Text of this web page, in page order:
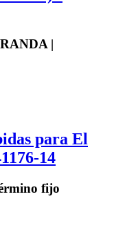
|
para El
14
fijo